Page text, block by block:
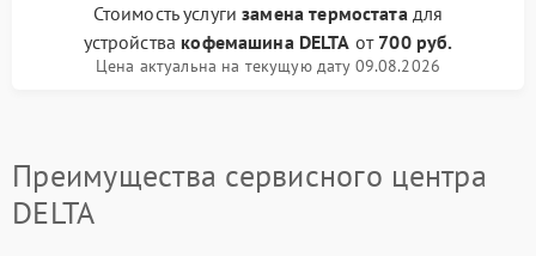
Стоимость услугизамена термостатадля
устройства кофемашина DELTA от 700 руб.
Цена актуальна на текущую дату 09.08.2026
Преимущества сервисного центра
DELTA